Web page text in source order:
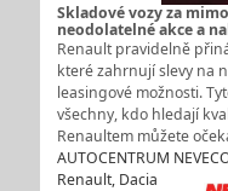
Skladové vozy za
neodolatelné akce a
Renault pravidelně
které zahrnují slevy na
leasingové možnosti.
všechny, kdo hledají
Renaultem můžete
AUTOCENTRUM
Renault, Dacia